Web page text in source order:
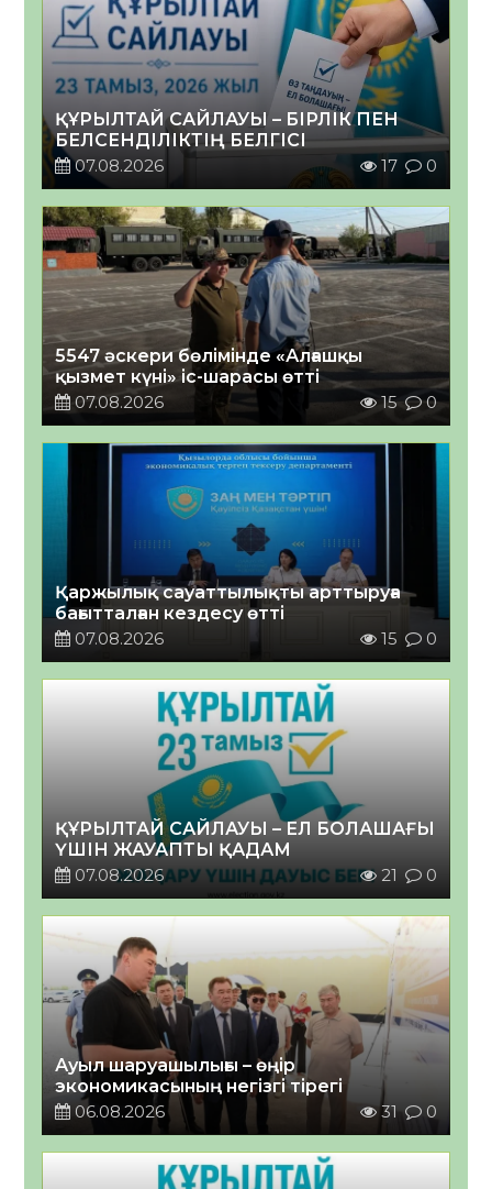
ҚҰРЫЛТАЙ САЙЛАУЫ – БІРЛІК ПЕН
БЕЛСЕНДІЛІКТІҢ БЕЛГІСІ
07.08.2026
17 0
5547 әскери бөлімінде «Алғашқы
қызмет күні» іс-шарасы өтті
07.08.2026
15 0
Қаржылық сауаттылықты арттыруға
бағытталған кездесу өтті
07.08.2026
15 0
ҚҰРЫЛТАЙ САЙЛАУЫ – ЕЛ БОЛАШАҒЫ
ҮШІН ЖАУАПТЫ ҚАДАМ
07.08.2026
21 0
Ауыл шаруашылығы – өңір
экономикасының негізгі тірегі
06.08.2026
31 0